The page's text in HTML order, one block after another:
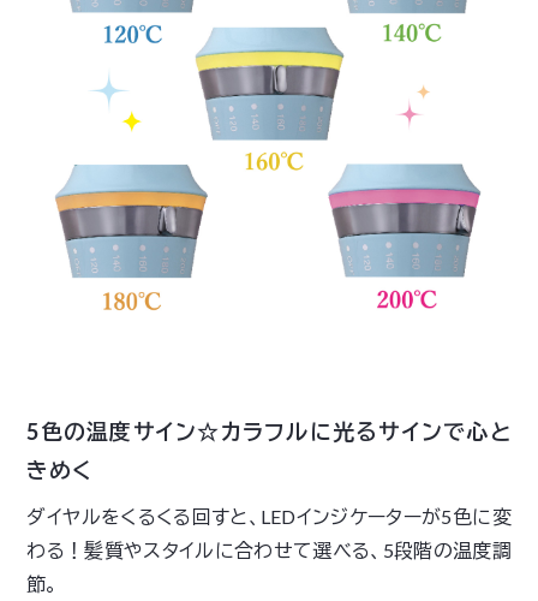
5色の温度サイン☆カラフルに光るサインで心と
きめく
ダイヤルをくるくる回すと、LEDインジケーターが5色に変
わる！髪質やスタイルに合わせて選べる、5段階の温度調
節。